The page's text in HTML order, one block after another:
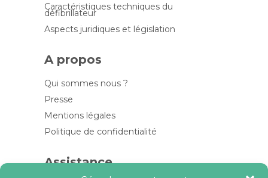
Caractéristiques techniques du
défibrillateur
Aspects juridiques et législation
A propos
Qui sommes nous ?
Presse
Mentions légales
Politique de confidentialité
Assistance